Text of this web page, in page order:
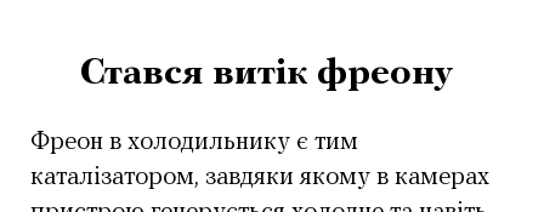
Стався витік фреону
Фреон в холодильнику є тим
каталізатором, завдяки якому в камерах